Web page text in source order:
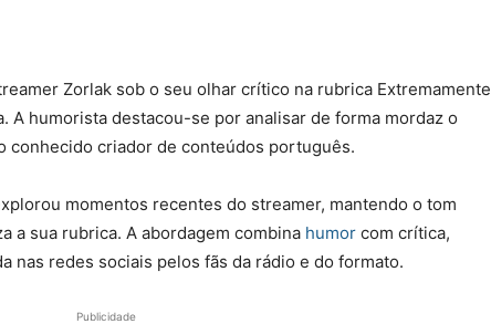
Zorlak sob o seu olhar crítico na rubrica Extremamente
A humorista destacou-se por analisar de forma mordaz o
conhecido criador de conteúdos português.
momentos recentes do streamer, mantendo o tom
a sua rubrica. A abordagem combina humor com crítica,
nas redes sociais pelos fãs da rádio e do formato.
Publicidade